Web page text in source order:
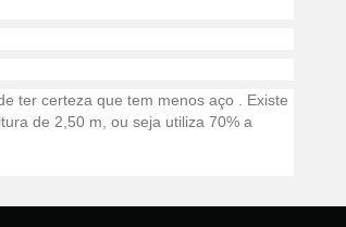
ter certeza que tem menos aço . Existe
de 2,50 m, ou seja utiliza 70% a